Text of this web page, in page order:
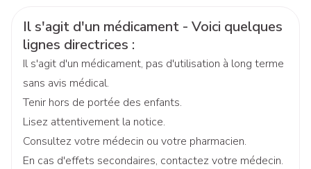
Fabricants Boiron
Marques Boiron
Largeur 17 mm
Longueur 61 mm
Informations sur la sécurité
Il s'agit d'un médicament - Voici quelques
lignes directrices :
Il s'agit d'un médicament, pas d'utilisation à long terme
sans avis médical.
Tenir hors de portée des enfants.
Lisez attentivement la notice.
Consultez votre médecin ou votre pharmacien.
En cas d'effets secondaires, contactez votre médecin.